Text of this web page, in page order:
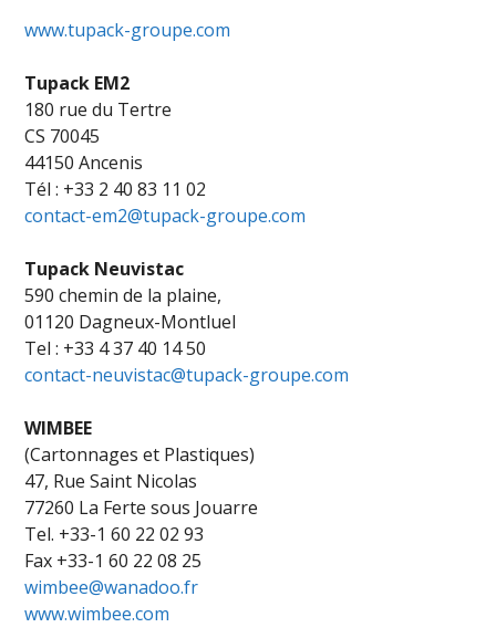
www.tupack-groupe.com
Tupack EM2
180 rue du Tertre
CS 70045
44150 Ancenis
Tél : +33 2 40 83 11 02
contact-em2@tupack-groupe.com
Tupack Neuvistac
590 chemin de la plaine,
01120 Dagneux-Montluel
Tel : +33 4 37 40 14 50
contact-neuvistac@tupack-groupe.com
WIMBEE
(Cartonnages et Plastiques)
47, Rue Saint Nicolas
77260 La Ferte sous Jouarre
Tel. +33-1 60 22 02 93
Fax +33-1 60 22 08 25
wimbee@wanadoo.fr
www.wimbee.com